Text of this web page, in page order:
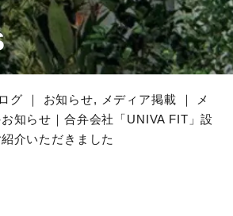
グ お知らせ, メディア掲載
メ
知らせ｜合弁会社「UNIVA FIT」設
介いただきました